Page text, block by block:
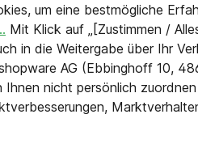
um eine bestmögliche
Mit Klick auf „[Zustimmen /
in die Weitergabe über Ihr
AG (Ebbinghoff 10,
nicht persönlich